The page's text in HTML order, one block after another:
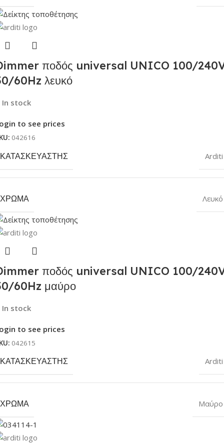
ποδός universal UNICO 100/
60Hz λευκό
In stock
to see prices
042616
ΚΑΤΑΣΚΕΥΑΣΤΉΣ Arditi
ΧΡΏΜΑ Λευκό
ποδός universal UNICO 100/
60Hz μαύρο
In stock
to see prices
042615
ΚΑΤΑΣΚΕΥΑΣΤΉΣ Arditi
ΧΡΏΜΑ Μαύρο